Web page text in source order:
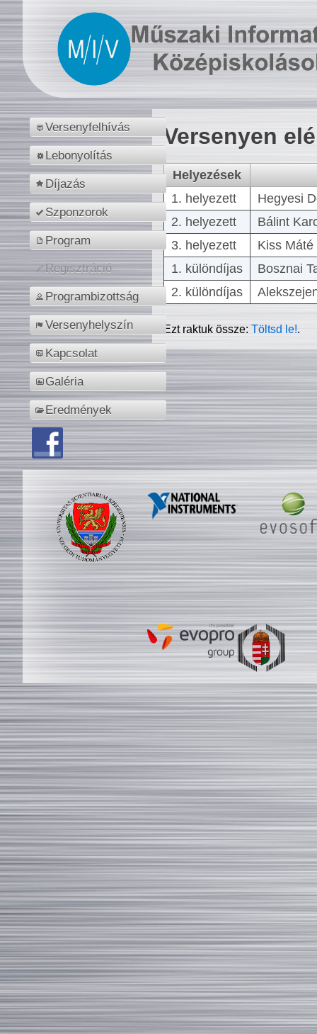
Versenyfelhívás
Lebonyolítás
Díjazás
Szponzorok
Program
Regisztráció
Programbizottság
Versenyhelyszín
Kapcsolat
Galéria
Eredmények
Versenyen
Helyezések
1. helyezett
Hegyesi
2. helyezett
Bálint
3. helyezett
Kiss
1. különdíjas
Bosznai
2. különdíjas
Ezt raktuk össze:Töltsd le!.